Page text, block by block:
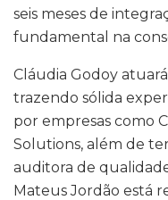
seis meses de
fundamental na
Cláudia Godoy
trazendo sólida
por empresas como
Solutions, além de
auditora de
Mateus Jordão está